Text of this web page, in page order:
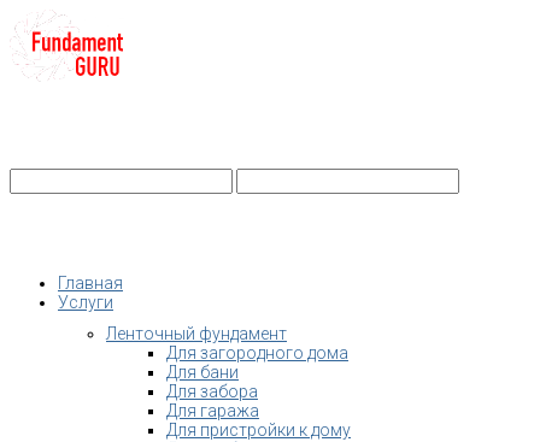
Главная
Услуги
Ленточный фундамент
Для загородного дома
Для бани
Для забора
Для гаража
Для пристройки к дому